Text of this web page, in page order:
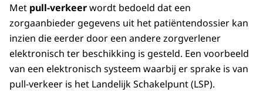
Met pull-verkeerwordt bedoeld dat een
zorgaanbieder gegevens uit het patiëntendossier kan
inzien die eerder door een andere zorgverlener
elektronisch ter beschikking is gesteld. Een voorbeeld
van een elektronisch systeem waarbij er sprake is van
pull-verkeer is het Landelijk Schakelpunt (LSP).